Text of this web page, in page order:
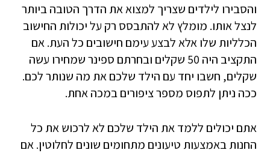
והסבירו לילדים שצריך למצוא את הדרך הטובה ביותר
לנצל אותו. מומלץ לא להתבסס רק על יכולות החישוב
הכלליות שלו אלא לבצע עימם חישובים כל העת. אם
התקציב היה 50 שקלים ובחרתם ספינר שמחירו עשה
שקלים, חשבו יחד עם הילד שלכם את מה שנותר לכם.
ככה ניתן לתפוס מספר ציפורים במכה אחת.
אתם יכולים ללמד את הילד שלכם לא לרכוש את כל
החנות באמצעות טיעונים מתחומים שונים לחלוטין. אם